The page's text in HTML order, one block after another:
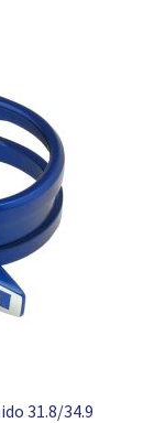
31.8/34.9